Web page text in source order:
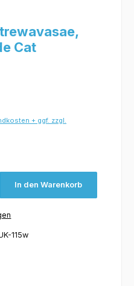
Cat
+ ggf. zzgl.
In den Warenkorb
115w